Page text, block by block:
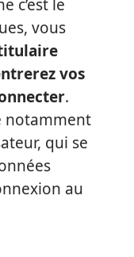
c’est le
vous
vos
.
notamment
qui se
au